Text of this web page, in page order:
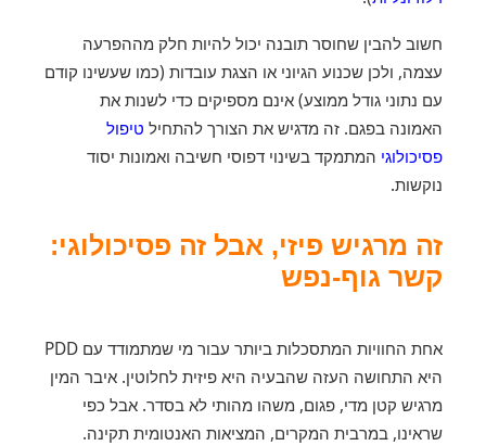
חשוב להבין שחוסר תובנה יכול להיות חלק מההפרעה
עצמה, ולכן שכנוע הגיוני או הצגת עובדות (כמו שעשינו קודם
עם נתוני גודל ממוצע) אינם מספיקים כדי לשנות את
האמונה בפגם. זה מדגיש את הצורך להתחיל טיפול
פסיכולוגי המתמקד בשינוי דפוסי חשיבה ואמונות יסוד
נוקשות.
זה מרגיש פיזי, אבל זה פסיכולוגי:
קשר גוף-נפש
אחת החוויות המתסכלות ביותר עבור מי שמתמודד עם PDD
היא התחושה העזה שהבעיה היא פיזית לחלוטין. איבר המין
מרגיש קטן מדי, פגום, משהו מהותי לא בסדר. אבל כפי
שראינו, במרבית המקרים, המציאות האנטומית תקינה.